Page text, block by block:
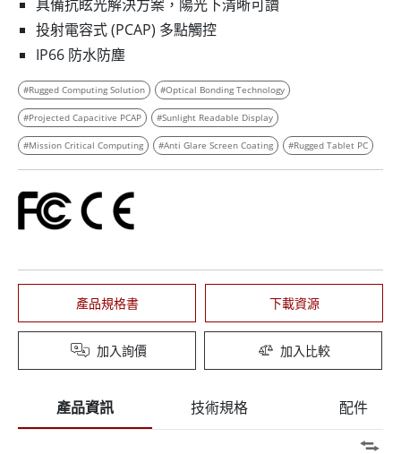
具備抗眩光解決方案，陽光下清晰可讀
投射電容式 (PCAP) 多點觸控
IP66 防水防塵
#Rugged Computing Solution #Optical Bonding Technology
#Projected Capacitive PCAP #Sunlight Readable Display
#Mission Critical Computing #Anti Glare Screen Coating #Rugged Tablet PC
產品規格書 下載資源
加入詢價 加入比較
產品資訊 技術規格 配件